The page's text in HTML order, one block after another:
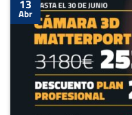
13
Abr